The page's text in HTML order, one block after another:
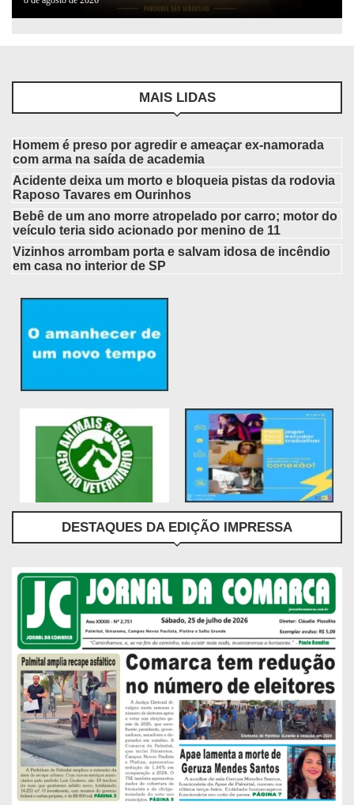
MAIS LIDAS
Homem é preso por agredir e ameaçar ex-namorada
com arma na saída de academia
Acidente deixa um morto e bloqueia pistas da rodovia
Raposo Tavares em Ourinhos
Bebê de um ano morre atropelado por carro; motor do
veículo teria sido acionado por menino de 11
Vizinhos arrombam porta e salvam idosa de incêndio
em casa no interior de SP
DESTAQUES DA EDIÇÃO IMPRESSA